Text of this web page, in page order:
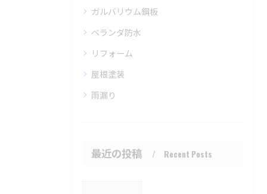
ガルバリウム鋼板
ベランダ防水
リフォーム
屋根塗装
雨漏り
最近の投稿 Recent Posts